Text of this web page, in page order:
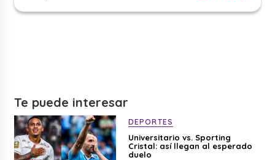
Te puede interesar
DEPORTES
Universitario vs. Sporting
Cristal: así llegan al esperado
duelo